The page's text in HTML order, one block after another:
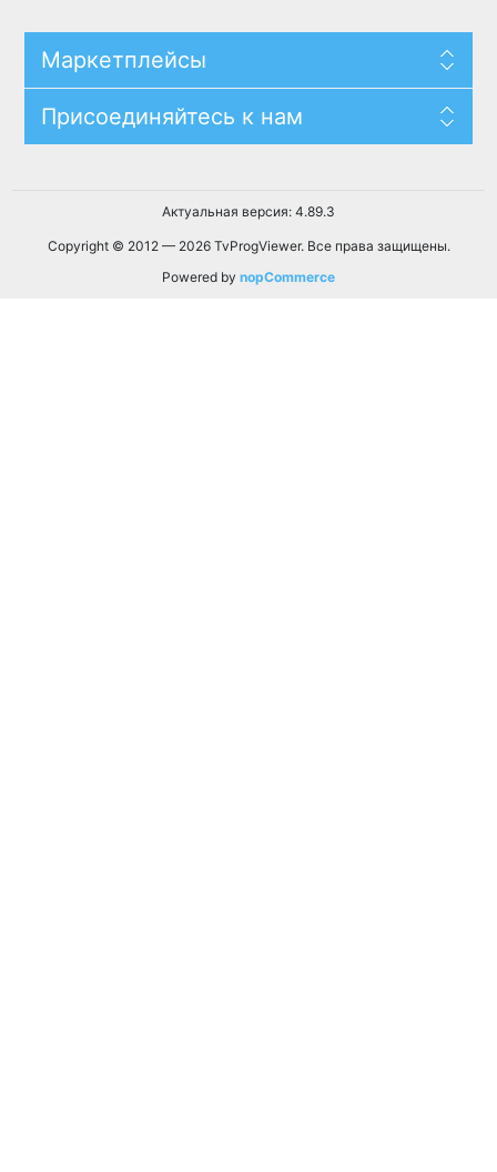
Маркетплейсы
Присоединяйтесь к нам
Актуальная версия: 4.89.3
Copyright © 2012 — 2026 TvProgViewer. Все права защищены.
Powered by nopCommerce